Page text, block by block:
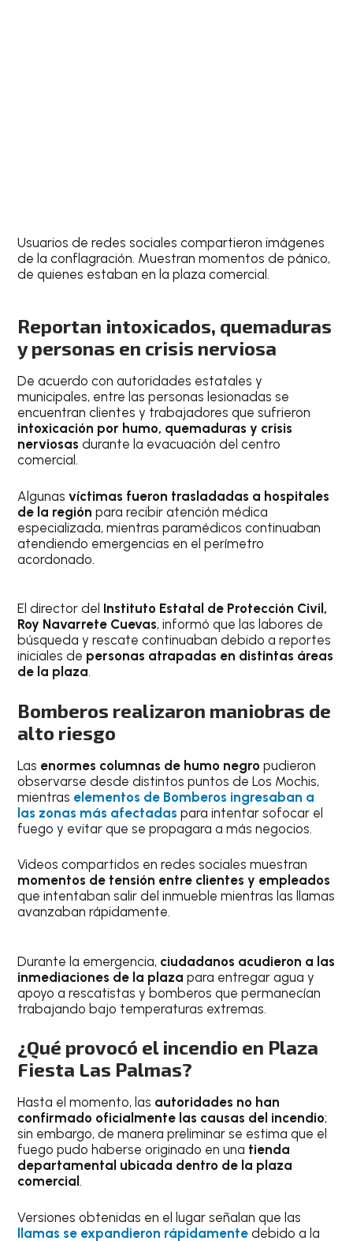
Usuarios de redes sociales compartieron imágenes
de la conflagración. Muestran momentos de pánico,
de quienes estaban en la plaza comercial.
Reportan intoxicados, quemaduras
y personas en crisis nerviosa
De acuerdo con autoridades estatales y
municipales, entre las personas lesionadas se
encuentran clientes y trabajadores que sufrieron
intoxicación por humo, quemaduras y crisis
nerviosas durante la evacuación del centro
comercial.
Algunasvíctimas fueron trasladadas a hospitales
de la región para recibir atención médica
especializada, mientras paramédicos continuaban
atendiendo emergencias en el perímetro
acordonado.
El director del Instituto Estatal de Protección Civil,
Roy Navarrete Cuevas, informó que las labores de
búsqueda y rescate continuaban debido a reportes
iniciales de personas atrapadas en distintas áreas
de la plaza.
Bomberos realizaron maniobras de
alto riesgo
Las enormes columnas de humo negro pudieron
observarse desde distintos puntos de Los Mochis,
mientras elementos de Bomberos ingresaban a
las zonas más afectadas para intentar sofocar el
fuego y evitar que se propagara a más negocios.
Videos compartidos en redes sociales muestran
momentos de tensión entre clientes y empleados
que intentaban salir del inmueble mientras las llamas
avanzaban rápidamente.
Durante la emergencia, ciudadanos acudieron a las
inmediaciones de la plaza para entregar agua y
apoyo a rescatistas y bomberos que permanecían
trabajando bajo temperaturas extremas.
¿Qué provocó el incendio en Plaza
Fiesta Las Palmas?
Hasta el momento, las autoridades no han
confirmado oficialmente las causas del incendio;
sin embargo, de manera preliminar se estima que el
fuego pudo haberse originado en una tienda
departamental ubicada dentro de la plaza
comercial.
Versiones obtenidas en el lugar señalan que las
llamas se expandieron rápidamente debido a la